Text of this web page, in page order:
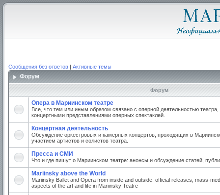
Сообщения без ответов | Активные темы
Форум
Форум
Опера в Мариинском театре
Все, что тем или иным образом связано с оперной деятельностью
концертными представлениями оперных спектаклей.
Концертная деятельность
Обсуждение оркестровых и камерных концертов, проходящих в
участием артистов и солистов театра.
Пресса и СМИ
Что и где пишут о Мариинском театре: анонсы и обсуждение статей,
Mariinsky above the World
Mariinsky Ballet and Opera from inside and outside: official releases, mass-
aspects of the art and life in Mariinsky Teatre